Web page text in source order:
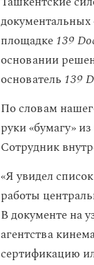
площадке139
основании
основатель 139
По словам
руки «бумагу»
Сотрудник
«Я увидел
работы
В документе на
агентства
сертификацию